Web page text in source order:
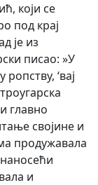
који се
под крај
је из
писао: »У
‘вај
главно
својине и
продужавала
и